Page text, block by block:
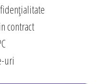
contract
uri